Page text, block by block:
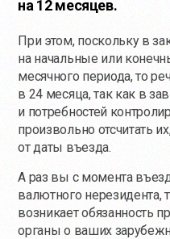
на 12 месяцев.
При этом, поскольку в
на начальные или
месячного периода, то
в 24 месяца, так как в
и потребностей
произвольно отсчитать
от даты въезда.
А раз вы с момента
валютного нерезидента,
возникает обязанность
органы о ваших